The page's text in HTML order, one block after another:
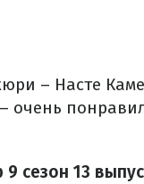
– Насте
очень
сезон 13